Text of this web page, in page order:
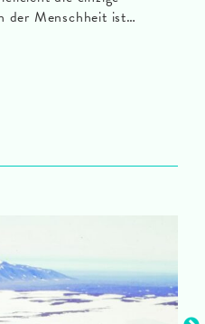
der Menschheit ist…